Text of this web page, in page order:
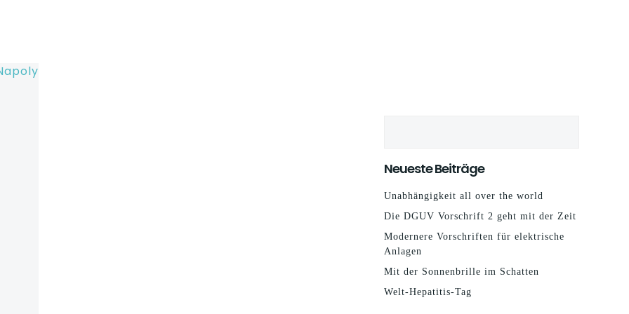
Neueste Beiträge
Unabhängigkeit all over the world
Die DGUV Vorschrift 2 geht mit der Zeit
Modernere Vorschriften für elektrische
Anlagen
Mit der Sonnenbrille im Schatten
Welt-Hepatitis-Tag